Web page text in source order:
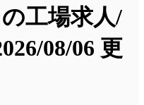
工場求人/
08/06 更